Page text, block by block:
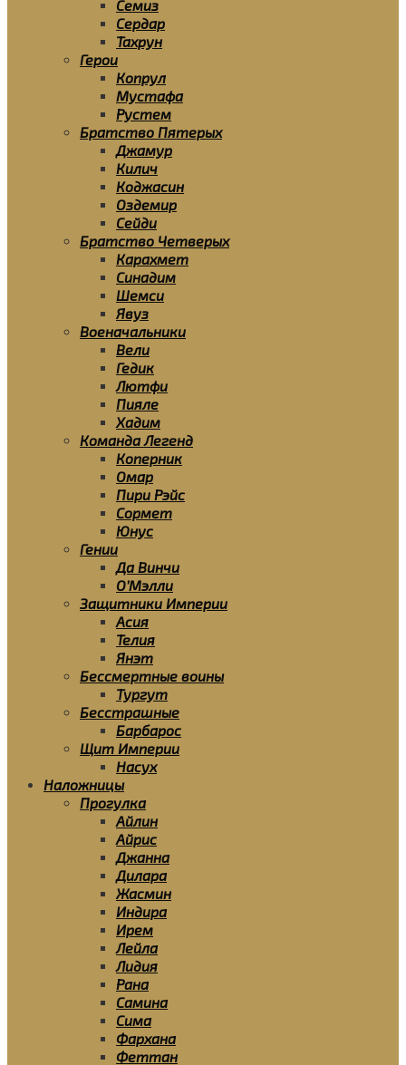
Семиз
Сердар
Тахрун
Герои
Копрул
Мустафа
Рустем
Братство Пятерых
Джамур
Килич
Коджасин
Оздемир
Сейди
Братство Четверых
Карахмет
Синадим
Шемси
Явуз
Военачальники
Вели
Гедик
Лютфи
Пияле
Хадим
Команда Легенд
Коперник
Омар
Пири Рэйс
Сормет
Юнус
Гении
Да Винчи
О’Мэлли
Защитники Империи
Асия
Телия
Янэт
Бессмертные воины
Тургут
Бесстрашные
Барбарос
Щит Империи
Насух
Наложницы
Прогулка
Айлин
Айрис
Джанна
Дилара
Жасмин
Индира
Ирем
Лейла
Лидия
Рана
Самина
Сима
Фархана
Феттан